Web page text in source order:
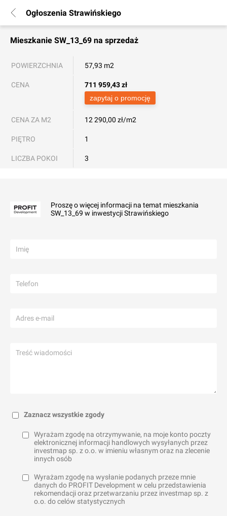
Ogłoszenia Strawińskiego
Mieszkanie SW_13_69 na sprzedaż
POWIERZCHNIA 57,93 m2
CENA 711 959,43zł
zapytaj o promocję
CENA ZA M2 12 290,00 zł/m2
PIĘTRO 1
LICZBA POKOI 3
Proszę o więcej informacji na temat mieszkania
SW_13_69 w inwestycji Strawińskiego
Zaznacz wszystkie zgody
Wyrażam zgodę na otrzymywanie, na moje konto poczty
elektronicznej informacji handlowych wysyłanych przez
investmap sp. z o.o. w imieniu własnym oraz na zlecenie
innych osób
Wyrażam zgodę na wysłanie podanych przeze mnie
danych do PROFIT Development w celu przedstawienia
rekomendacji oraz przetwarzaniu przez investmap sp. z
o.o. do celów statystycznych